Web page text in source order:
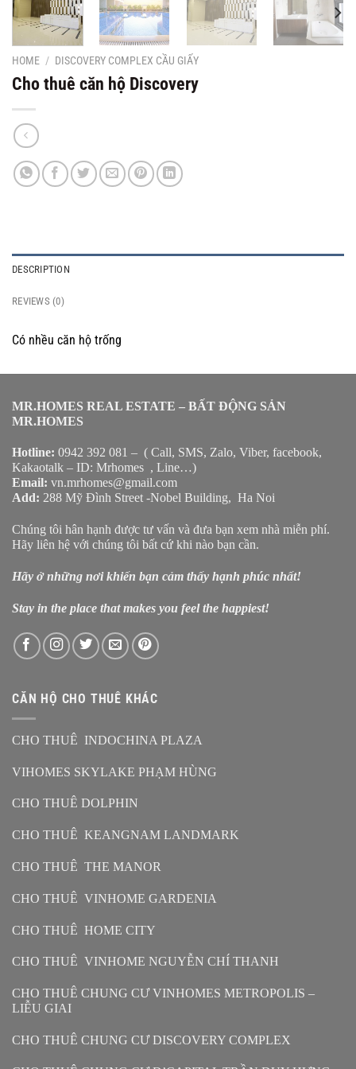
HOME / DISCOVERY COMPLEX CẦU GIẤY
Cho thuê căn hộ Discovery
DESCRIPTION
REVIEWS (0)
Có nhều căn hộ trống
MR.HOMES REAL ESTATE – BẤT ĐỘNG SẢN
MR.HOMES
Hotline: 0942 392 081 – ( Call, SMS, Zalo, Viber, facebook,
Kakaotalk – ID: Mrhomes , Line…)
Email: vn.mrhomes@gmail.com
Add: 288 Mỹ Đình Street -Nobel Building, Ha Noi
Chúng tôi hân hạnh được tư vấn và đưa bạn xem nhà miễn phí.
Hãy liên hệ với chúng tôi bất cứ khi nào bạn cần.
Hãy ở những nơi khiến bạn cảm thấy hạnh phúc nhất!
Stay in the place that makes you feel the happiest!
CĂN HỘ CHO THUÊ KHÁC
CHO THUÊ INDOCHINA PLAZA
VIHOMES SKYLAKE PHẠM HÙNG
CHO THUÊ DOLPHIN
CHO THUÊ KEANGNAM LANDMARK
CHO THUÊ THE MANOR
CHO THUÊ VINHOME GARDENIA
CHO THUÊ HOME CITY
CHO THUÊ VINHOME NGUYỄN CHÍ THANH
CHO THUÊ CHUNG CƯ VINHOMES METROPOLIS –
LIỄU GIAI
CHO THUÊ CHUNG CƯ DISCOVERY COMPLEX